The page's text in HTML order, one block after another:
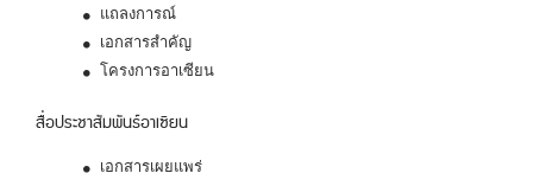
แถลงการณ์
เอกสารสำคัญ
โครงการอาเซียน
สื่อประชาสัมพันธ์อาเซียน
เอกสารเผยแพร่